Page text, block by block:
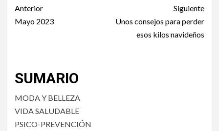
Post
navigation
Anterior
Mayo 2023
Siguiente
Unos consejos para perder
esos kilos navideños
SUMARIO
MODA Y BELLEZA
VIDA SALUDABLE
PSICO-PREVENCIÓN